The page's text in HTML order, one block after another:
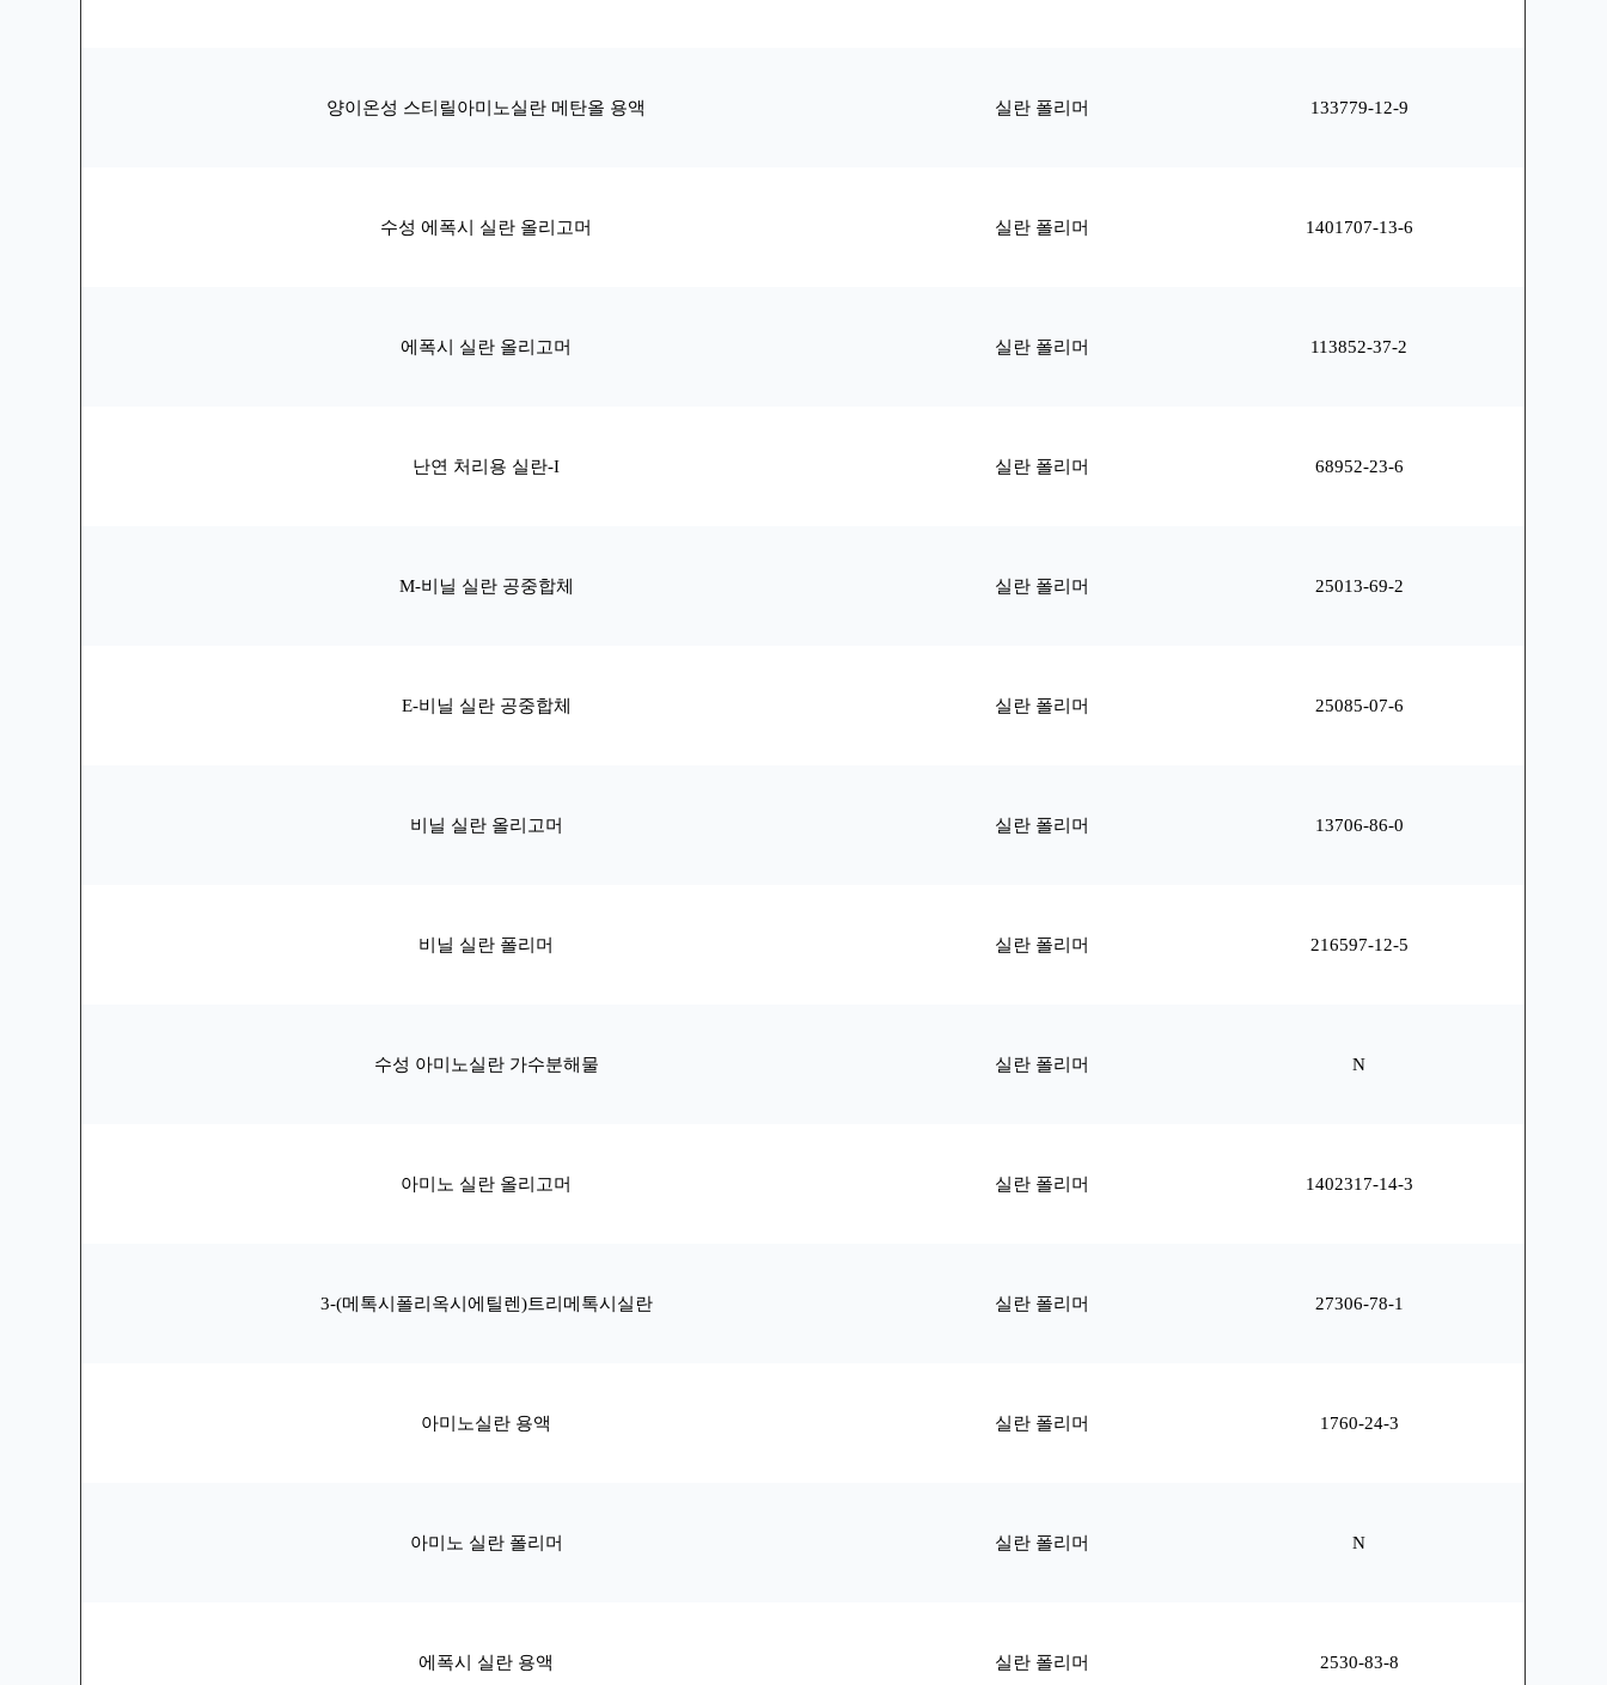
양이온성 스티릴아미노실란 메탄올 용액 실란 폴리머 133779-12-9
수성 에폭시 실란 올리고머 실란 폴리머 1401707-13-6
에폭시 실란 올리고머 실란 폴리머 113852-37-2
난연 처리용 실란-I 실란 폴리머 68952-23-6
M-비닐 실란 공중합체 실란 폴리머 25013-69-2
E-비닐 실란 공중합체 실란 폴리머 25085-07-6
비닐 실란 올리고머 실란 폴리머 13706-86-0
비닐 실란 폴리머 실란 폴리머 216597-12-5
수성 아미노실란 가수분해물 실란 폴리머 N
아미노 실란 올리고머 실란 폴리머 1402317-14-3
3-(메톡시폴리옥시에틸렌)트리메톡시실란 실란 폴리머 27306-78-1
아미노실란 용액 실란 폴리머 1760-24-3
아미노 실란 폴리머 실란 폴리머 N
에폭시 실란 용액 실란 폴리머 2530-83-8